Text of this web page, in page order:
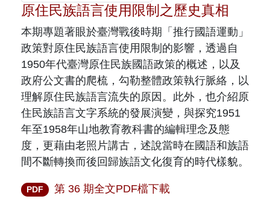
委員介紹
歷次會議記錄
徵稿訊息
本會出版品列表
與國史館共同出版品介紹
出版品查詢
文獻電子期刊
本期內容
歷史期刊
訂閱電子報
徵稿說明
相關連結
原住民族語言使用限制之歷史真相
本期專題著眼於臺灣戰後時期「推行國語運動」
政策對原住民族語言使用限制的影響，透過自
1950年代臺灣原住民族國語政策的概述，以及
政府公文書的爬梳，勾勒整體政策執行脈絡，以
理解原住民族語言流失的原因。此外，也介紹原
住民族語言文字系統的發展演變，與探究1951
年至1958年山地教育教科書的編輯理念及態
度，更藉由老照片講古，述說當時在國語和族語
間不斷轉換而後回歸族語文化復育的時代樣貌。
PDF 第 36 期全文PDF檔下載